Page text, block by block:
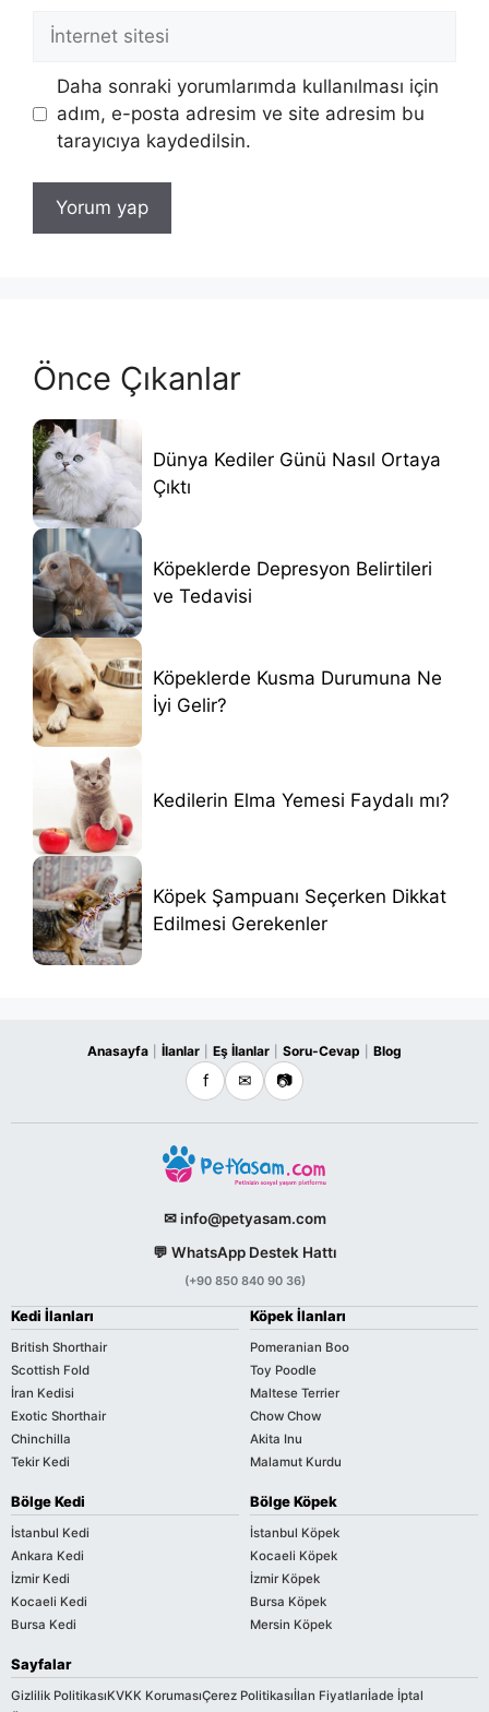
İnternet
sitesi
Daha sonraki yorumlarımda kullanılması için
adım, e-posta adresim ve site adresim bu
tarayıcıya kaydedilsin.
Önce Çıkanlar
Dünya Kediler Günü Nasıl Ortaya
Çıktı
Köpeklerde Depresyon Belirtileri
ve Tedavisi
Köpeklerde Kusma Durumuna Ne
İyi Gelir?
Kedilerin Elma Yemesi Faydalı mı?
Köpek Şampuanı Seçerken Dikkat
Edilmesi Gerekenler
Anasayfa İlanlar Eş İlanlar Soru-Cevap Blog
f ✉ 📷
✉ info@petyasam.com
💬 WhatsApp Destek Hattı
(+90 850 840 90 36)
Kedi İlanları
British Shorthair
Scottish Fold
İran Kedisi
Exotic Shorthair
Chinchilla
Tekir Kedi
Köpek İlanları
Pomeranian Boo
Toy Poodle
Maltese Terrier
Chow Chow
Akita Inu
Malamut Kurdu
Bölge Kedi
İstanbul Kedi
Ankara Kedi
İzmir Kedi
Kocaeli Kedi
Bursa Kedi
Bölge Köpek
İstanbul Köpek
Kocaeli Köpek
İzmir Köpek
Bursa Köpek
Mersin Köpek
Sayfalar
Gizlilik PolitikasıKVKK KorumasıÇerez Politikasıİlan Fiyatlarıİade İptal